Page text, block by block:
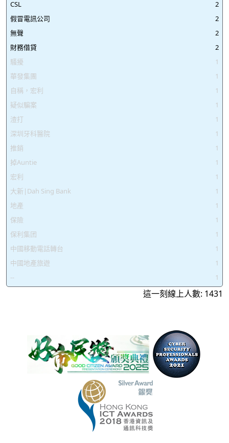
CSL
2
假冒電訊公司
2
無聲
2
財務借貸
2
騷擾
1
華發集團
1
自稱，宏利
1
疑似騙案
1
渣打
1
深圳牙科醫院
1
推銷
1
掉Auntie
1
宏利
1
大新|Dah Sing Bank
1
地產
1
保險
1
保利集团
1
中國移動電話轉台
1
中國地產旅遊
1
--
1
這一刻線上人數: 1431